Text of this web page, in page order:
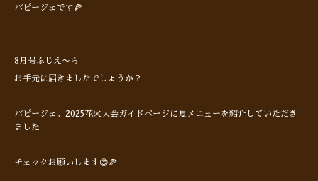
パピージェです🍕
8月号ふじえ〜ら
お手元に届きましたでしょうか？
パピージェ、2025花火大会ガイドページに夏メニューを紹介していただき
ました
チェックお願いします😊🍕